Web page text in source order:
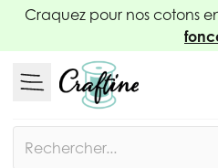
Allez au contenu
Craquez pour nos cotons